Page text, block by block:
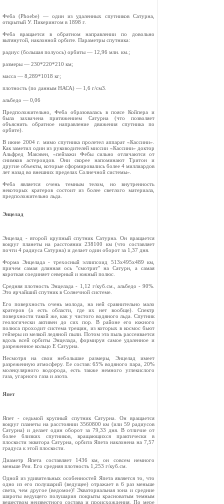
Феба (Phoebe) — один из удаленных спутников Сатурна,
открытый У. Пикерингом в 1898 г.
Феба вращается в обратном направлении по довольно
вытянутой, наклонной орбите. Параметры спутника:
радиус (большая полуось) орбиты — 12,96 млн. км.;
размеры — 230*220*210 км;
масса — 8,289*1018 кг;
плотность (по данным НАСА) — 1,6 г/см3.
альбедо — 0,06
Предположительно, Феба образовалась в поясе Койпера и
была захвачена притяжением Сатурна (что позволяет
объяснить обратное направление движения спутника по
орбите).
В июне 2004 г. мимо спутника пролетел аппарат «Кассини».
Как заметил один из руководителей миссии «Кассини» доктор
Альфред Макэвен, «пейзажи Фебы сильно отличаются от
снимков астероидов. Они скорее напоминают Тритон и
другие объекты, которые сформировались более 4 миллиардов
лет назад во внешних пределах Солнечной системы».
Феба является очень темным телом, но внутренность
некоторых кратеров состоит из более светлого материала,
предположительно льда.
Энцелад
Энцелад - второй крупный спутник Сатурна. Он вращается
вокруг планеты на расстоянии 238100 км (что составляет
почти 4 радиуса Сатурна) и делает один оборот за 1,37 дня.
Форма Энцелада - трехосный эллипсоид 513х495х489 км,
причем самая длинная ось "смотрит" на Сатурн, а самая
короткая соединяет северный и южный полюс.
Средняя плотность Энцелада - 1,12 г/куб.см., альбедо - 90%.
Это ярчайший спутник в Солнечной системе.
Его поверхность очень молода, на ней сравнительно мало
кратеров (а есть области, где их нет вообще). Спектр
поверхности такой же, как у чистого водяного льда. Спутник
геологически активен до сих пор. В районе его южного
полюса проходит система трещин, из которых в космос бьют
гейзеры из мелкой ледяной пыли. Потом эта пыль рассеивается
вдоль всей орбиты Энцелада, формируя самое удаленное и
разреженное кольцо Е Сатурна.
Несмотря на свои небольшие размеры, Энцелад имеет
разреженную атмосферу. Ее состав: 65% водяного пара, 20%
молекулярного водорода, есть также немного углекислого
газа, угарного газа и азота.
Япет
Япет - седьмой крупный спутник Сатурна. Он вращается
вокруг планеты на расстоянии 3560800 км (или 59 радиусов
Сатурна) и делает один оборот за 79,33 дня. В отличие от
более близких спутников, вращающихся практически в
плоскости экватора Сатурна, орбита Япета наклонена на 7,57
градуса к этой плоскости.
Диаметр Япета составляет 1436 км, он совсем немного
меньше Реи. Его средняя плотность 1,253 г/куб.см.
Одной из удивительных особенностей Япета является то, что
одно из его полушарий (ведущее) отражает в 6 раз меньше
света, чем другое (ведомое)! Экваториальная зона и средние
широты ведущего полушария покрыты красноватым темным
веществом неизвестного состава и происхождения. По мере